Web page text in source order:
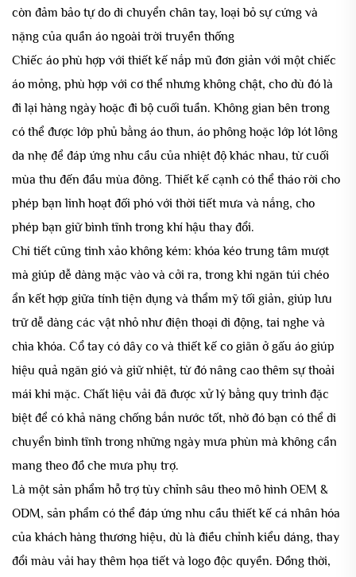
còn đảm bảo tự do di chuyển chân tay, loại bỏ sự cứng và
nặng của quần áo ngoài trời truyền thống
Chiếc áo phù hợp với thiết kế nắp mũ đơn giản với một chiếc
áo mỏng, phù hợp với cơ thể nhưng không chật, cho dù đó là
đi lại hàng ngày hoặc đi bộ cuối tuần. Không gian bên trong
có thể được lớp phủ bằng áo thun, áo phông hoặc lớp lót lông
da nhẹ để đáp ứng nhu cầu của nhiệt độ khác nhau, từ cuối
mùa thu đến đầu mùa đông. Thiết kế cạnh có thể tháo rời cho
phép bạn linh hoạt đối phó với thời tiết mưa và nắng, cho
phép bạn giữ bình tĩnh trong khí hậu thay đổi.
Chi tiết cũng tinh xảo không kém: khóa kéo trung tâm mượt
mà giúp dễ dàng mặc vào và cởi ra, trong khi ngăn túi chéo
ẩn kết hợp giữa tính tiện dụng và thẩm mỹ tối giản, giúp lưu
trữ dễ dàng các vật nhỏ như điện thoại di động, tai nghe và
chìa khóa. Cổ tay có dây co và thiết kế co giãn ở gấu áo giúp
hiệu quả ngăn gió và giữ nhiệt, từ đó nâng cao thêm sự thoải
mái khi mặc. Chất liệu vải đã được xử lý bằng quy trình đặc
biệt để có khả năng chống bắn nước tốt, nhờ đó bạn có thể di
chuyển bình tĩnh trong những ngày mưa phùn mà không cần
mang theo đồ che mưa phụ trợ.
Là một sản phẩm hỗ trợ tùy chỉnh sâu theo mô hình OEM &
ODM, sản phẩm có thể đáp ứng nhu cầu thiết kế cá nhân hóa
của khách hàng thương hiệu, dù là điều chỉnh kiểu dáng, thay
đổi màu vải hay thêm họa tiết và logo độc quyền. Đồng thời,